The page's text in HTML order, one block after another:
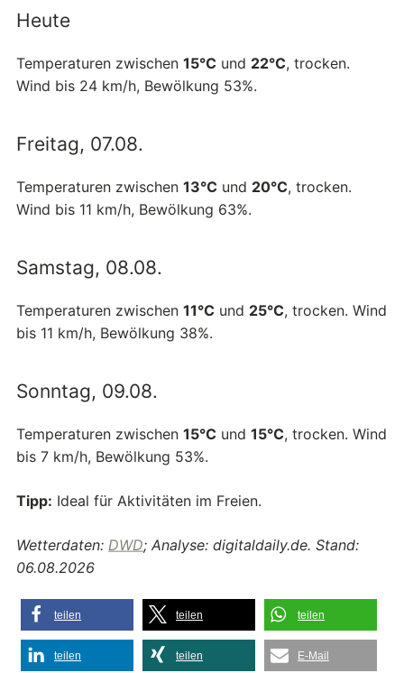
Heute
Temperaturen zwischen 15°C und 22°C, trocken.
Wind bis 24 km/h, Bewölkung 53%.
Freitag, 07.08.
Temperaturen zwischen 13°C und 20°C, trocken.
Wind bis 11 km/h, Bewölkung 63%.
Samstag, 08.08.
Temperaturen zwischen 11°C und 25°C, trocken. Wind
bis 11 km/h, Bewölkung 38%.
Sonntag, 09.08.
Temperaturen zwischen 15°C und 15°C, trocken. Wind
bis 7 km/h, Bewölkung 53%.
Tipp: Ideal für Aktivitäten im Freien.
Wetterdaten: DWD; Analyse: digitaldaily.de. Stand:
06.08.2026
teilen teilen teilen
teilen teilen E-Mail